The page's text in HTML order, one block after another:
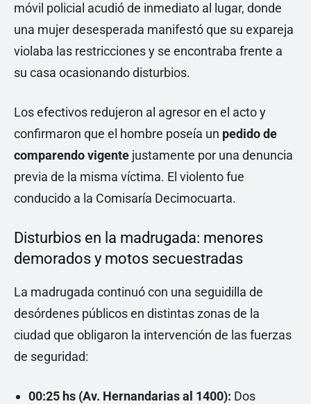
móvil policial acudió de inmediato al lugar, donde
una mujer desesperada manifestó que su expareja
violaba las restricciones y se encontraba frente a
su casa ocasionando disturbios.
Los efectivos redujeron al agresor en el acto y
confirmaron que el hombre poseía un pedido de
comparendo vigente justamente por una denuncia
previa de la misma víctima. El violento fue
conducido a la Comisaría Decimocuarta.
Disturbios en la madrugada: menores
demorados y motos secuestradas
La madrugada continuó con una seguidilla de
desórdenes públicos en distintas zonas de la
ciudad que obligaron la intervención de las fuerzas
de seguridad:
00:25 hs (Av. Hernandarias al 1400): Dos